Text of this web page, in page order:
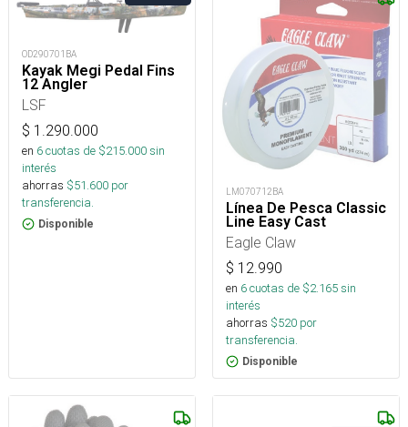
OD290701BA
Kayak Megi Pedal Fins
12 Angler
LSF
$ 1.290.000
en 6cuotas de $215.000sin
interés
ahorras $51.600 por
transferencia.
Disponible
LM070712BA
Línea De Pesca Classic
Line Easy Cast
Eagle Claw
$ 12.990
en 6cuotas de $2.165sin
interés
ahorras $520 por
transferencia.
Disponible